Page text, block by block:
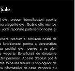
precum identificatorii cookie
alegerile dvs. făcând clic mai jos
fi raportate partenerilor noștri și
precum si furnizorii nostri de
pentru a personaliza
profilul dvs., pentru a va oferi
website. Beneficiati de drepturile
personal. Aceste drepturi pot fi
folosirea tuturor Tehnologiilor de
informatiilor de catre Vendor-ii cu